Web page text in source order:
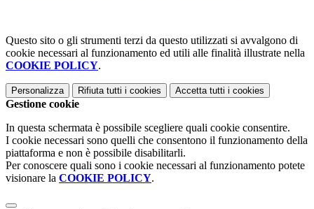
Questo sito o gli strumenti terzi da questo utilizzati si avvalgono di
cookie necessari al funzionamento ed utili alle finalità illustrate nella
COOKIE POLICY.
Personalizza Rifiuta tutti i cookies Accetta tutti i cookies
Gestione cookie
In questa schermata è possibile scegliere quali cookie consentire.
I cookie necessari sono quelli che consentono il funzionamento della
piattaforma e non è possibile disabilitarli.
Per conoscere quali sono i cookie necessari al funzionamento potete
visionare la COOKIE POLICY.